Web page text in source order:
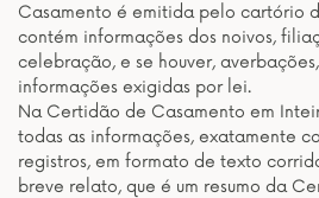
Casamento é emitida pelo cartório
contém informações dos noivos,
celebração, e se houver,
informações exigidas por lei.
Na Certidão de Casamento em
todas as informações, exatamente
registros, em formato de texto
breve relato, que é um resumo da